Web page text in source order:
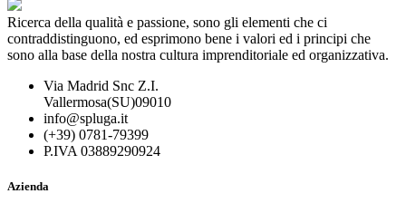
Ricerca della qualità e passione, sono gli elementi che ci
contraddistinguono, ed esprimono bene i valori ed i principi che
sono alla base della nostra cultura imprenditoriale ed organizzativa.
Via Madrid Snc Z.I.
Vallermosa(SU)09010
info@spluga.it
(+39) 0781-79399
P.IVA 03889290924
Azienda